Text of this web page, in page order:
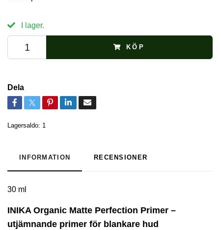
I lager.
KÖP
Dela
Lagersaldo: 1
INFORMATION RECENSIONER
30 ml
INIKA Organic Matte Perfection Primer –
utjämnande primer för blankare hud